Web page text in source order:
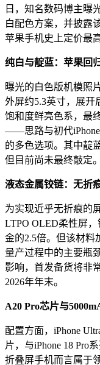
日，知名数码博主曝
白配色方案，并披露
苹果手机史上定价最
纯白与靛蓝：苹果回
曝光的白色版机模照
外屏约5.3英寸，展开
饱和度鲜亮色系，最
——思路与初代iPhone
的多色选项。其中靛
但目前尚未最终敲定。
液态金属铰链：无折
为实现近乎无折痕的
LTPO OLED柔性屏
金的2.5倍。但该材料
量产过程中的主要瓶
影响，首发备货将非
2026年年末。
A20 Pro芯片与
配置方面，iPhone
片，与iPhone 18 Pro
折叠屏手机而言属于